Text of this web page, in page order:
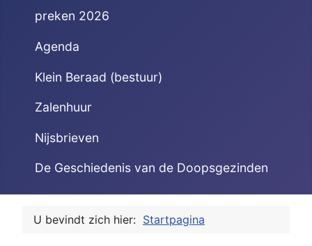
preken 2026
Agenda
Klein Beraad (bestuur)
Zalenhuur
Nijsbrieven
De Geschiedenis van de Doopsgezinden
U bevindt zich hier: Startpagina